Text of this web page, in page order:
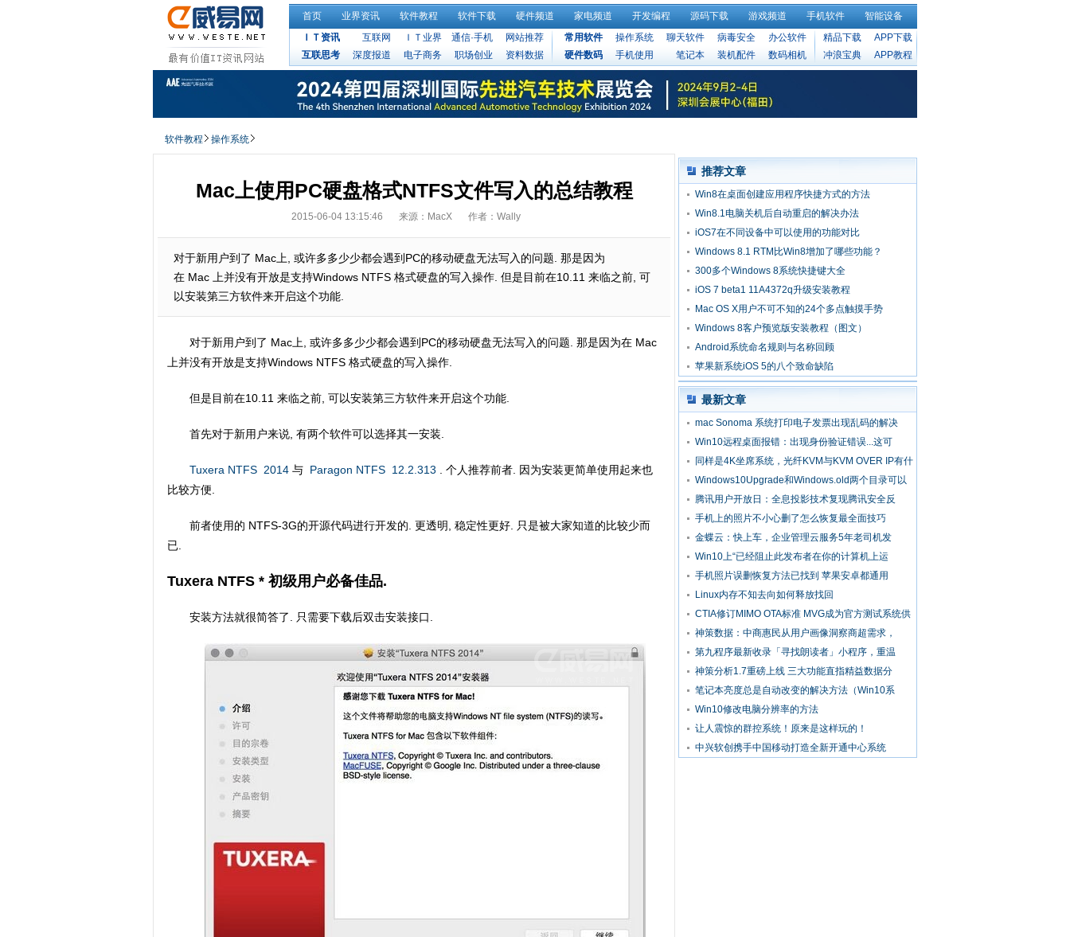
首页 业界资讯 软件教程 软件下载 硬件频道 家电频道 开发编程 源码下载 游戏频道 手机软件
智能设备
ＩＴ资讯
互联网 ＩＴ业界 通信·手机
网站推荐
互联思考
深度报道 电子商务 职场创业 资料数据
常用软件 操作系统 聊天软件 病毒安全
办公软件
硬件数码
手机使用 笔记本 装机配件 数码相机
精品下载
APP下载
冲浪宝典
APP教程
软件教程 操作系统
Mac上使用PC硬盘格式NTFS文件写入的总结教程
2015-06-04 13:15:46 来源：MacX 作者：Wally
对于新用户到了 Mac上, 或许多多少少都会遇到PC的移动硬盘无法写入的问题. 那是因为
在 Mac 上并没有开放是支持Windows NTFS 格式硬盘的写入操作. 但是目前在10.11 来临之前, 可
以安装第三方软件来开启这个功能.
对于新用户到了 Mac上, 或许多多少少都会遇到PC的移动硬盘无法写入的问题. 那是因为在 Mac
上并没有开放是支持Windows NTFS 格式硬盘的写入操作.
但是目前在10.11 来临之前, 可以安装第三方软件来开启这个功能.
首先对于新用户来说, 有两个软件可以选择其一安装.
Tuxera NTFS 2014 与 Paragon NTFS 12.2.313
. 个人推荐前者. 因为安装更简单使用起来也
比较方便.
前者使用的 NTFS-3G的开源代码进行开发的. 更透明, 稳定性更好. 只是被大家知道的比较少而
已.
Tuxera NTFS * 初级用户必备佳品.
安装方法就很简答了. 只需要下载后双击安装接口.
推荐文章
Win8在桌面创建应用程序快捷方式的方法
Win8.1电脑关机后自动重启的解决办法
iOS7在不同设备中可以使用的功能对比
Windows 8.1 RTM比Win8增加了哪些功能？
300多个Windows 8系统快捷键大全
iOS 7 beta1 11A4372q升级安装教程
Mac OS X用户不可不知的24个多点触摸手势
Windows 8客户预览版安装教程（图文）
Android系统命名规则与名称回顾
苹果新系统iOS 5的八个致命缺陷
最新文章
mac Sonoma 系统打印电子发票出现乱码的解决
Win10远程桌面报错：出现身份验证错误...这可
同样是4K坐席系统，光纤KVM与KVM OVER IP有什
Windows10Upgrade和Windows.old两个目录可以
腾讯用户开放日：全息投影技术复现腾讯安全反
手机上的照片不小心删了怎么恢复最全面技巧
金蝶云：快上车，企业管理云服务5年老司机发
Win10上“已经阻止此发布者在你的计算机上运
手机照片误删恢复方法已找到 苹果安卓都通用
Linux内存不知去向如何释放找回
CTIA修订MIMO OTA标准 MVG成为官方测试系统供
神策数据：中商惠民从用户画像洞察商超需求，
第九程序最新收录「寻找朗读者」小程序，重温
神策分析1.7重磅上线 三大功能直指精益数据分
笔记本亮度总是自动改变的解决方法（Win10系
Win10修改电脑分辨率的方法
让人震惊的群控系统！原来是这样玩的！
中兴软创携手中国移动打造全新开通中心系统